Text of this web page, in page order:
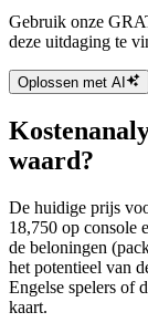
Gebruik onze
deze uitdaging te
Oplossen met AI
waard?
De huidige prijs
18,750 op console
de beloningen
het potentieel van
Engelse spelers of
kaart.